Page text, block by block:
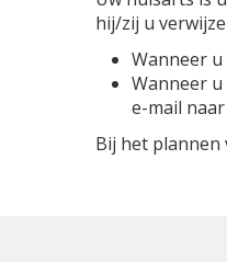
hij/zij u
Wanneer
Wanneer
e-mail
Bij het plannen